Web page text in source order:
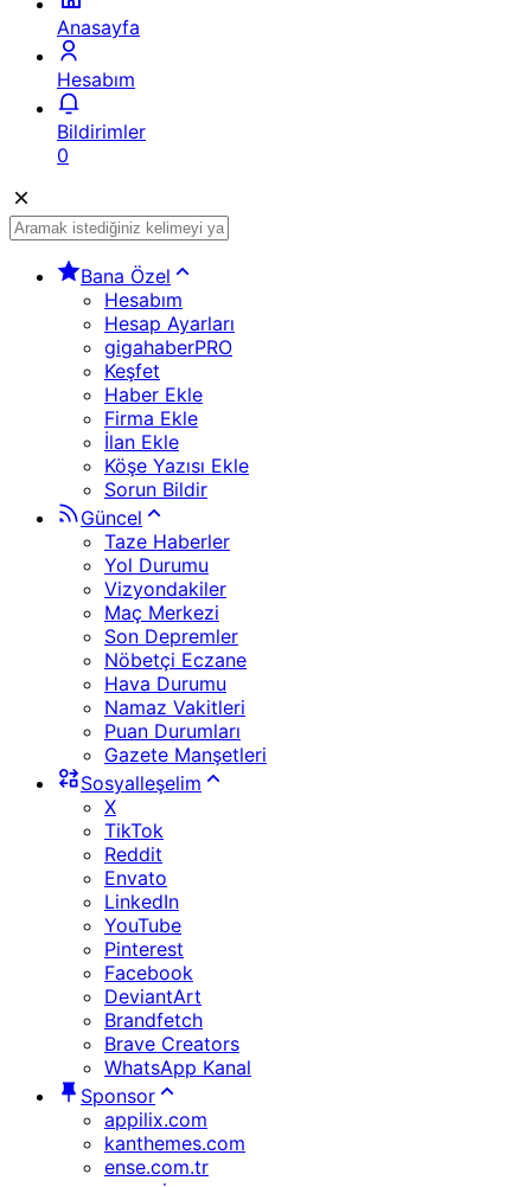
Anasayfa
Hesabım
Bildirimler
0
Bana Özel
Hesabım
Hesap Ayarları
gigahaberPRO
Keşfet
Haber Ekle
Firma Ekle
İlan Ekle
Köşe Yazısı Ekle
Sorun Bildir
Güncel
Taze Haberler
Yol Durumu
Vizyondakiler
Maç Merkezi
Son Depremler
Nöbetçi Eczane
Hava Durumu
Namaz Vakitleri
Puan Durumları
Gazete Manşetleri
Sosyalleşelim
X
TikTok
Reddit
Envato
LinkedIn
YouTube
Pinterest
Facebook
DeviantArt
Brandfetch
Brave Creators
WhatsApp Kanal
Sponsor
appilix.com
kanthemes.com
ense.com.tr